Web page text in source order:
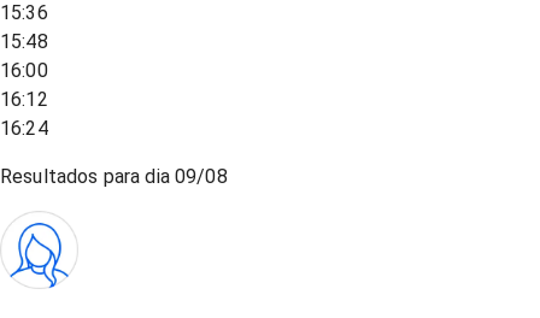
15:36
15:48
16:00
16:12
16:24
Resultados para dia09/08